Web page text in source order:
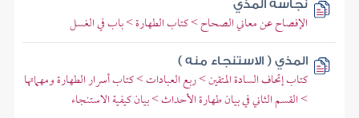
نجاسة المذي
الإفصاح عن معاني الصحاح > كتاب الطهارة > باب في الغسل
المذي ( الاستنجاء منه )
كتاب إتحاف السادة المتقين > ربع العبادات > كتاب أسرار الطهارة ومهماتها
> القسم الثاني في بيان طهارة الأحداث > بيان كيفية الاستنجاء